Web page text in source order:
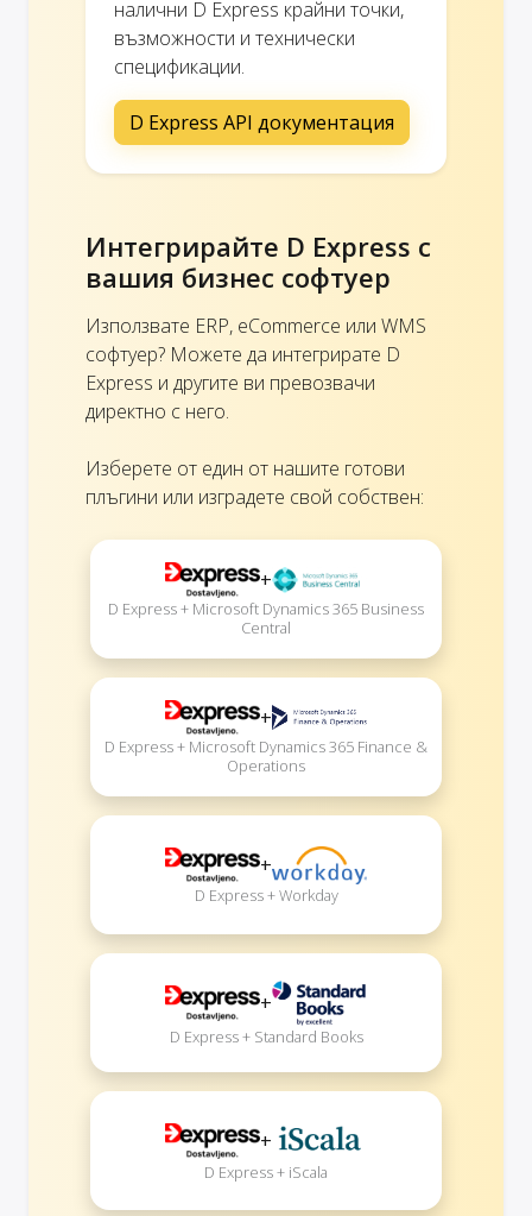
налични D Express крайни точки,
възможности и технически
спецификации.
D Express API документация
Интегрирайте D Express с
вашия бизнес софтуер
Използвате ERP, eCommerce или WMS
софтуер? Можете да интегрирате D
Express и другите ви превозвачи
директно с него.
Изберете от един от нашите готови
плъгини или изградете свой собствен:
+
D Express + Microsoft Dynamics 365 Business
Central
+
D Express + Microsoft Dynamics 365 Finance &
Operations
+
D Express + Workday
+
D Express + Standard Books
+
D Express + iScala